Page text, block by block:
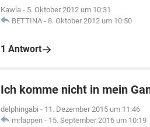
Kawla - 5. Oktober 2012 um 10:31
BETTINA - 8. Oktober 2012 um 10:50
1 Antwort
Ich komme nicht in mein
delphingabi - 11. Dezember 2015 um 11:46
mrlappen - 15. September 2016 um 10:19